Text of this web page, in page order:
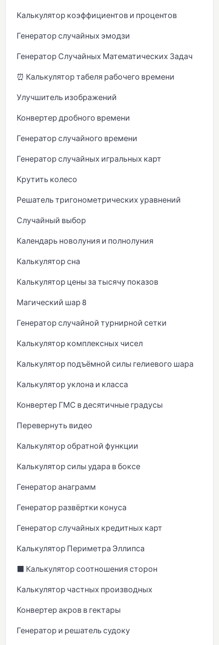
Калькулятор коэффициентов и процентов
Генератор случайных эмодзи
Генератор Случайных Математических Задач
⏰ Калькулятор табеля рабочего времени
Улучшитель изображений
Конвертер дробного времени
Генератор случайного времени
Генератор случайных игральных карт
Крутить колесо
Решатель тригонометрических уравнений
Случайный выбор
Календарь новолуния и полнолуния
Калькулятор сна
Калькулятор цены за тысячу показов
Магический шар 8
Генератор случайной турнирной сетки
Калькулятор комплексных чисел
Калькулятор подъёмной силы гелиевого шара
Калькулятор уклона и класса
Конвертер ГМС в десятичные градусы
Перевернуть видео
Калькулятор обратной функции
Калькулятор силы удара в боксе
Генератор анаграмм
Генератор развёртки конуса
Генератор случайных кредитных карт
Калькулятор Периметра Эллипса
⬛ Калькулятор соотношения сторон
Калькулятор частных производных
Конвертер акров в гектары
Генератор и решатель судоку